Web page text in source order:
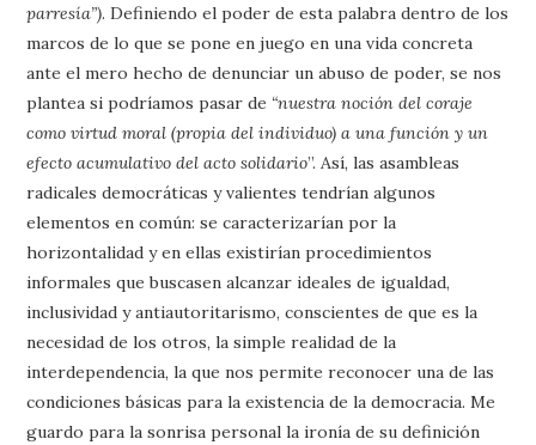
parresía”). Definiendo el poder de esta palabra dentro de los
marcos de lo que se pone en juego en una vida concreta
ante el mero hecho de denunciar un abuso de poder, se nos
plantea si podríamos pasar de “nuestra noción del coraje
como virtud moral (propia del individuo) a una función y un
efecto acumulativo del acto solidario”. Así, las asambleas
radicales democráticas y valientes tendrían algunos
elementos en común: se caracterizarían por la
horizontalidad y en ellas existirían procedimientos
informales que buscasen alcanzar ideales de igualdad,
inclusividad y antiautoritarismo, conscientes de que es la
necesidad de los otros, la simple realidad de la
interdependencia, la que nos permite reconocer una de las
condiciones básicas para la existencia de la democracia. Me
guardo para la sonrisa personal la ironía de su definición